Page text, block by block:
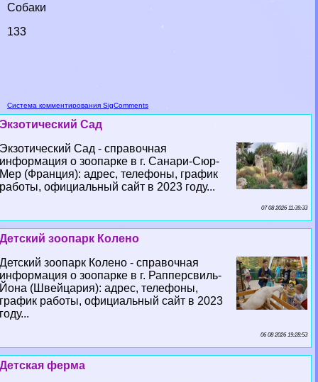
Собаки
133
Система комментирования SigComments
Экзотический Сад
Экзотический Сад - справочная
информация о зоопарке в г. Санари-Сюр-
Мер (Франция): адрес, телефоны, график
работы, официальный сайт в 2023 году...
07 08 2026 11:39:33
Детский зоопарк Колено
Детский зоопарк Колено - справочная
информация о зоопарке в г. Рапперсвиль-
Йона (Швейцария): адрес, телефоны,
график работы, официальный сайт в 2023
году...
06 08 2026 19:28:53
Детская ферма